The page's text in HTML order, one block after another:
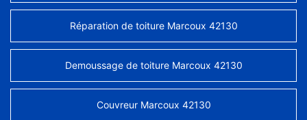
Réparation de toiture Marcoux 42130
Demoussage de toiture Marcoux 42130
Couvreur Marcoux 42130